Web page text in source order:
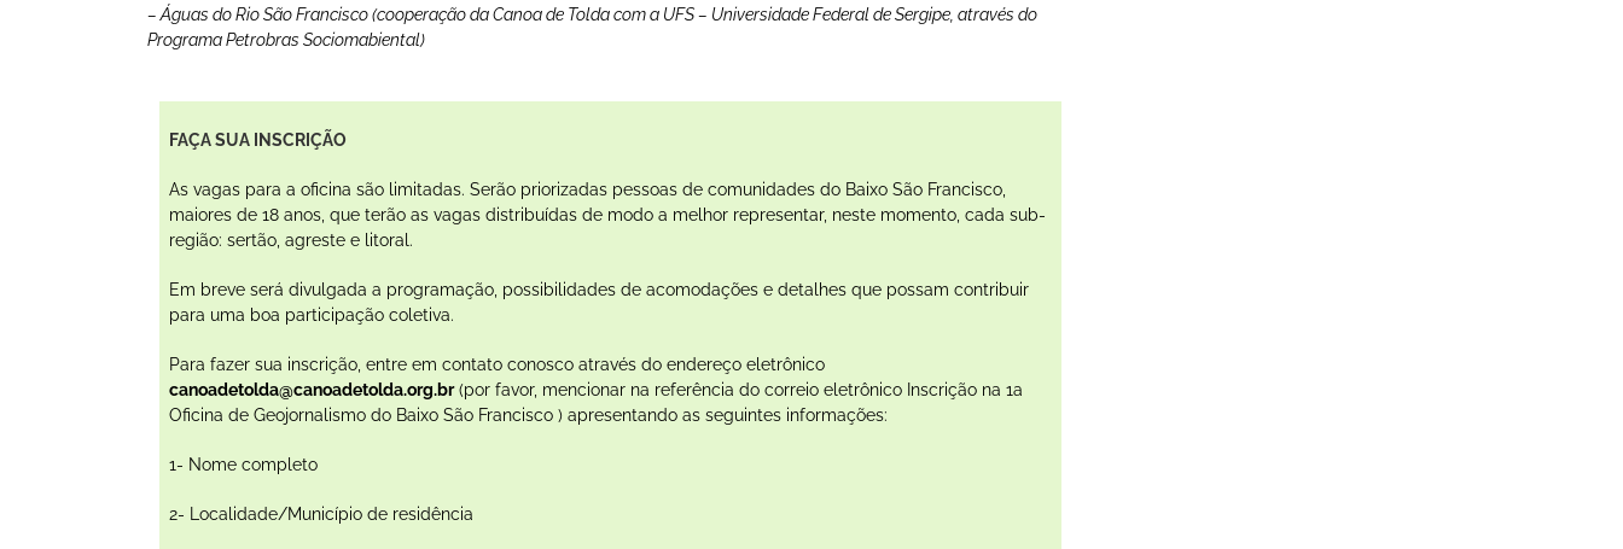
– Águas do Rio São Francisco (cooperação da Canoa de Toldacom a UFS – Universidade Federal de Sergipe, através do
Programa Petrobras Sociomabiental)
FAÇA SUA INSCRIÇÃO
As vagas para a oficina são limitadas. Serão priorizadas pessoas de comunidades do Baixo São Francisco,
maiores de 18 anos, que terão as vagas distribuídas de modo a melhor representar, neste momento, cada sub-
região: sertão, agreste e litoral.
Em breve será divulgada a programação, possibilidades de acomodações e detalhes que possam contribuir
para uma boa participação coletiva.
Para fazer sua inscrição, entre em contato conosco através do endereço eletrônico
canoadetolda@canoadetolda.org.br(por favor, mencionar na referência do correio eletrônico Inscrição na 1a
Oficina de Geojornalismo do Baixo São Francisco ) apresentando as seguintes informações:
1- Nome completo
2- Localidade/Município de residência